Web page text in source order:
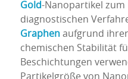
Gold-Nanopartikel zum
diagnostischen
Graphenaufgrund ihrer
chemischen Stabilität
Beschichtungen
Partikelgröße von